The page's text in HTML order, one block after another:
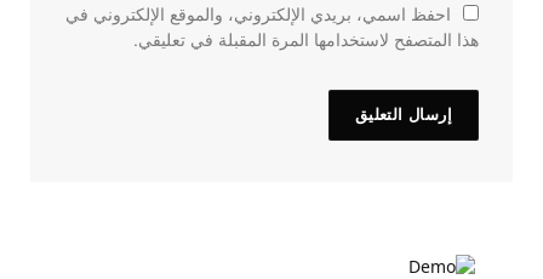
احفظ اسمي، بريدي الإلكتروني، والموقع الإلكتروني في
هذا المتصفح لاستخدامها المرة المقبلة في تعليقي.